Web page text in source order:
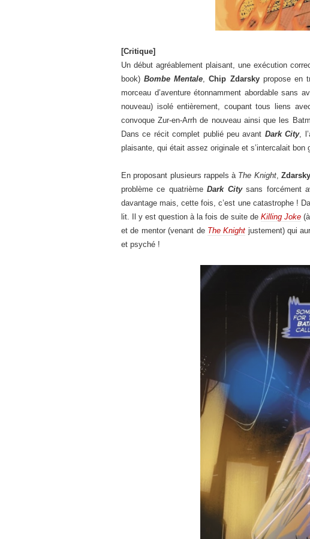
[Critique]
Un début agréablement plaisant, une exécution
book) Bombe Mentale ,Chip Zdarskypropose en
morceau d’aventure étonnamment abordable sans
nouveau) isolé entièrement, coupant tous liens
convoque Zur-en-Arrh de nouveau ainsi que les
Dans ce récit complet publié peu avant Dark City,
plaisante, qui était assez originale et s’intercalait
En proposant plusieurs rappels à The Knight, Zdarsky
problème ce quatrièmeDark City sans forcément
davantage mais, cette fois, c’est une catastrophe !
lit. Il y est question à la fois de suite de Killing Joke
et de mentor (venant de The Knight justement) qui
et psyché !